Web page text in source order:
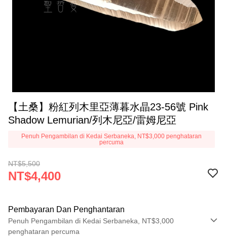
【土桑】粉紅列木里亞薄暮水晶23-56號 Pink
Shadow Lemurian/列木尼亞/雷姆尼亞
Penuh Pengambilan di Kedai Serbaneka, NT$3,000 penghataran
percuma
NT$5,500
NT$4,400
Pembayaran Dan Penghantaran
Penuh Pengambilan di Kedai Serbaneka, NT$3,000
penghataran percuma